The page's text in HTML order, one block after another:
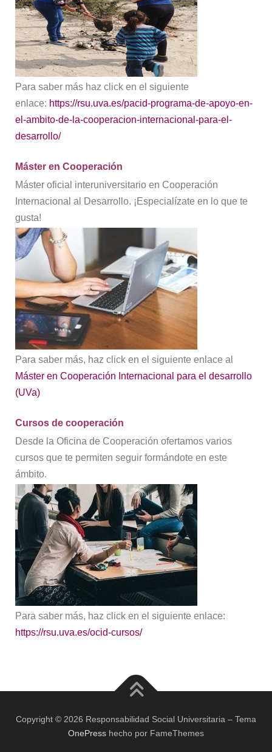
Para saber más haz click en el siguiente
enlace: https://rsu.uva.es/pacid-programa-de-apoyo-en-
el-ambito-de-la-cooperacion-internacional-para-el-
desarrollo/
Máster en Cooperación
Máster oficial interuniversitario en Cooperación
Internacional al Desarrollo. ¡Especialízate en lo que te
gusta!
Para saber más, haz click en el siguiente enlace al
Máster en Cooperación Internacional para el desarrollo
(UVa)
Cursos de cooperación
Desde la Oficina de Cooperación ofertamos varios
cursos que te permiten seguir formándote en este
ámbito.
Para saber más, haz click en el siguiente enlace:
https://rsu.uva.es/ocid-cursos/
Copyright © 2026 Responsabilidad Social Universitaria – Tema
OnePress hecho por FameThemes